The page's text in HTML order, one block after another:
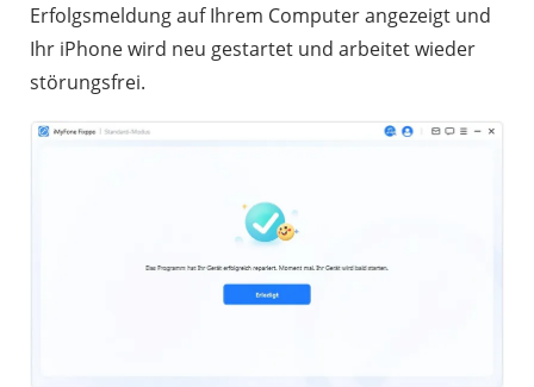
Erfolgsmeldung auf Ihrem Computer angezeigt und
Ihr iPhone wird neu gestartet und arbeitet wieder
störungsfrei.